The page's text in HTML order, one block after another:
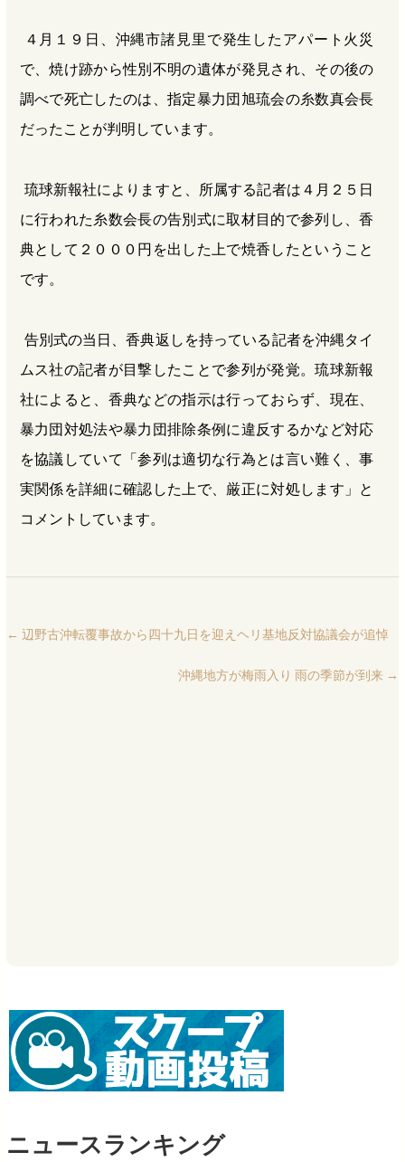
４月１９日、沖縄市諸見里で発生したアパート火災
で、焼け跡から性別不明の遺体が発見され、その後の
調べで死亡したのは、指定暴力団旭琉会の糸数真会長
だったことが判明しています。
琉球新報社によりますと、所属する記者は４月２５日
に行われた糸数会長の告別式に取材目的で参列し、香
典として２０００円を出した上で焼香したということ
です。
告別式の当日、香典返しを持っている記者を沖縄タイ
ムス社の記者が目撃したことで参列が発覚。琉球新報
社によると、香典などの指示は行っておらず、現在、
暴力団対処法や暴力団排除条例に違反するかなど対応
を協議していて「参列は適切な行為とは言い難く、事
実関係を詳細に確認した上で、厳正に対処します」と
コメントしています。
← 辺野古沖転覆事故から四十九日を迎えヘリ基地反対協議会が追悼
沖縄地方が梅雨入り 雨の季節が到来 →
ニュースランキング